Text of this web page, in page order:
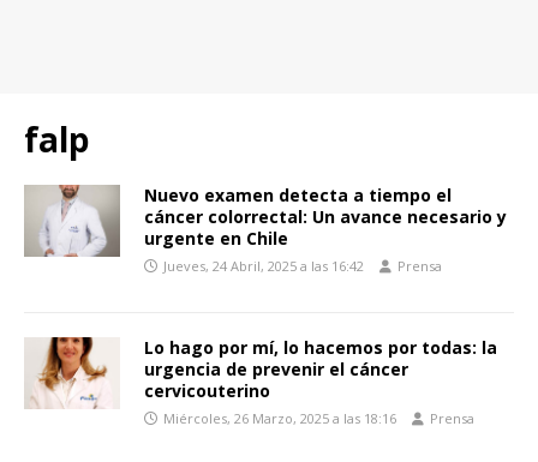
falp
Nuevo examen detecta a tiempo el
cáncer colorrectal: Un avance necesario y
urgente en Chile
Jueves, 24 Abril, 2025 a las 16:42 Prensa
Lo hago por mí, lo hacemos por todas: la
urgencia de prevenir el cáncer
cervicouterino
Miércoles, 26 Marzo, 2025 a las 18:16 Prensa